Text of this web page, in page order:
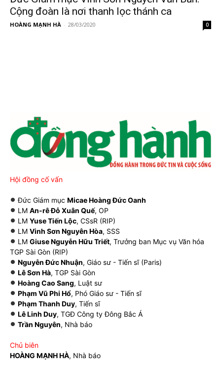
Cộng đoàn là nơi thanh lọc thánh ca
HOÀNG MẠNH HÀ - 28/03/2020 0
Hội đồng cố vấn
Đức Giám mục Micae Hoàng Đức Oanh
LM An-rê Đỗ Xuân Quế, OP
LM Yuse Tiến Lộc, CSsR (RIP)
LM Vinh Sơn Nguyên Hòa, SSS
LM Giuse Nguyễn Hữu Triết, Trưởng ban Mục vụ Văn hóa
TGP Sài Gòn (RIP)
Nguyễn Đức Nhuận, Giáo sư - Tiến sĩ (Paris)
Lê Sơn Hà, TGP Sài Gòn
Hoàng Cao Sang, Luật sư
Phạm Vũ Phi Hổ, Phó Giáo sư - Tiến sĩ
Phạm Thanh Duy, Tiến sĩ
Lê Linh Duy, TGĐ Công ty Đông Bắc Á
Trần Nguyên, Nhà báo
Chủ biên
HOÀNG MẠNH HÀ, Nhà báo